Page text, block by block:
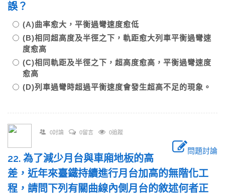
誤？
(A)曲率愈大，平衡過彎速度愈低
(B)相同超高度及半徑之下，軌距愈大列車平衡過彎速
度愈高
(C)相同軌距及半徑之下，超高度愈高，平衡過彎速度
愈高
(D)列車過彎時超過平衡速度會發生超高不足的現象。
0討論 0留言 0追蹤
問題討論
22. 為了減少月台與車廂地板的高
差，近年來臺鐵持續進行月台加高的無階化工
程，請問下列有關曲線內側月台的敘述何者正